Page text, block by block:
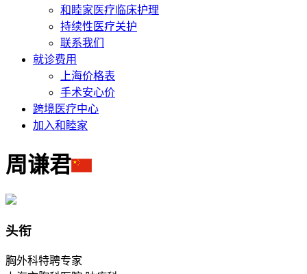
和睦家医疗临床护理
持续性医疗关护
联系我们
就诊费用
上海价格表
手术安心价
跨境医疗中心
加入和睦家
周谦君
头衔
胸外科特聘专家